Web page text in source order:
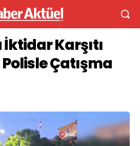
Karşıtı
Çatışma